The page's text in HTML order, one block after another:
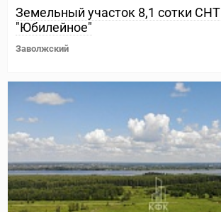
Земельный участок 8,1 сотки СНТ
"Юбилейное"
Заволжский